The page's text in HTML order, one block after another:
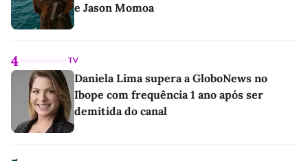
e Jason Momoa
4 TV
Daniela Lima supera a GloboNews no
Ibope com frequência 1 ano após ser
demitida do canal